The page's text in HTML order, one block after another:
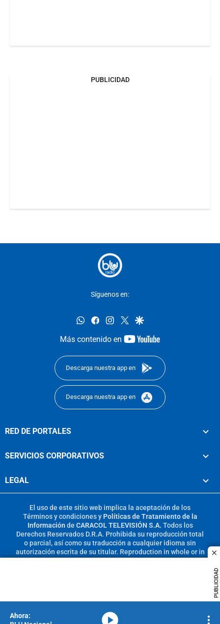
PUBLICIDAD
PUBLICIDAD
Síguenos en:
whatsappfacebookinstagram
twittergoogle
Más contenido en
youtube-
Descarga nuestra app en
Descarga nuestra app en
RED DE PORTALES
SERVICIOS CORPORATIVOS
LEGAL
El uso de este sitio web implica la aceptación de los
Términos y condicionesy Políticas de Tratamiento de la
Información de CARACOL TELEVISIÓN S.A. Todos los
Derechos Reservados D.R.A. Prohibida su reproducción total
o parcial, así como su traducción a cualquier idioma sin
autorización escrita de su titular. Reproduction in whole or in